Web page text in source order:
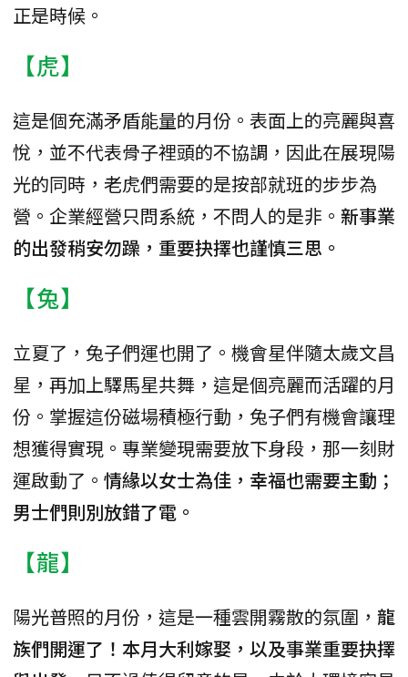
正是時候。
【虎】
這是個充滿矛盾能量的月份。表面上的亮麗與喜
悅，並不代表骨子裡頭的不協調，因此在展現陽
光的同時，老虎們需要的是按部就班的步步為
營。企業經營只問系統，不問人的是非。 新事業
的出發稍安勿躁，重要抉擇也謹慎三思。
【兔】
立夏了，兔子們運也開了。機會星伴隨太歲文昌
星，再加上驛馬星共舞，這是個亮麗而活躍的月
份。掌握這份磁場積極行動，兔子們有機會讓理
想獲得實現。專業變現需要放下身段，那一刻財
運啟動了。 情緣以女士為佳，幸福也需要主動；
男士們則別放錯了電。
【龍】
陽光普照的月份，這是一種雲開霧散的氛圍， 龍
族們開運了！本月大利嫁娶，以及事業重要抉擇